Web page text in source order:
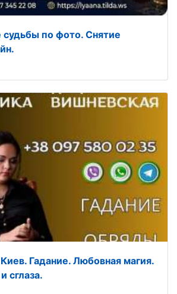
судьбы по фото. Снятие
Гадание. Любовная магия.
сглаза.